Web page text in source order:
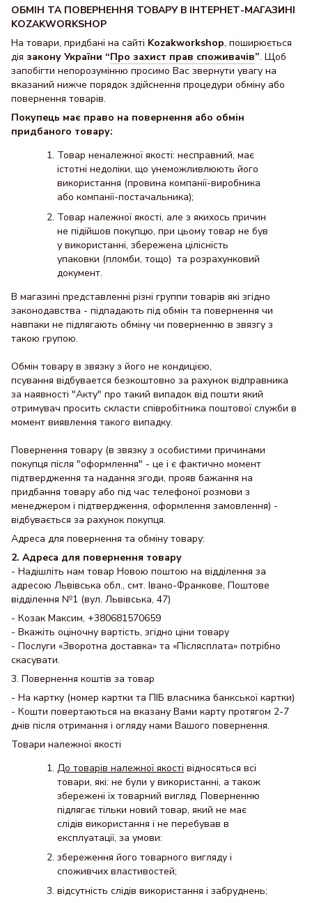
ОБМІН ТА ПОВЕРНЕННЯ ТОВАРУ В ІНТЕРНЕТ-МАГАЗИНІ
KOZAKWORKSHOP
На товари, придбані на сайті Kozakworkshop, поширюється
дія закону України “Про захист прав споживачів”. Щоб
запобігти непорозумінню просимо Вас звернути увагу на
вказаний нижче порядок здійснення процедури обміну або
повернення товарів.
Покупець має право на повернення або обмін
придбаного товару:
Товар неналежної якості: несправний, має
істотні недоліки, що унеможливлюють його
використання (провина компанії-виробника
або компанії-постачальника);
Товар належної якості, але з якихось причин
не підійшов покупцю, при цьому товар не був
у використанні, збережена цілісність
упаковки (пломби, тощо) та розрахунковий
документ.
В магазині представленні різні группи товарів які згідно
законодавства - підпадають під обмін та повернення чи
навпаки не підлягають обміну чи поверненню в звязгу з
такою групою.
Обмін товару в звязку з його не кондицією,
псування відбувается безкоштовно за рахунок відправника
за наявності "Акту" про такий випадок від пошти який
отримувач просить скласти співробітника поштової служби в
момент виявлення такого випадку.
Повернення товару (в звязку з особистими причинами
покупця після "оформлення" - це і є фактично момент
підтвердження та надання згоди, прояв бажання на
придбання товару або під час телефоної розмови з
менеджером і підтвердження, оформлення замовлення) -
відбувається за рахунок покупця.
Адреса для повернення та обміну товару:
2. Адреса для повернення товару
- Надішліть нам товар Новою поштою на відділення за
адресою Львівська обл., смт. Івано-Франкове, Поштове
відділення №1 (вул. Львівська, 47)
- Козак Максим, +380681570659
- Вкажіть оціночну вартість, згідно ціни товару
- Послуги «Зворотна доставка» та «Післясплата» потрібно
скасувати.
3. Повернення коштів за товар
- На картку (номер картки та ПІБ власника банкської картки)
- Кошти повертаються на вказану Вами карту протягом 2-7
днів після отримання і огляду нами Вашого повернення.
Товари належної якості
До товарів належної якості відносяться всі
товари, які: не були у використанні, а також
збережені їх товарний вигляд. Поверненню
підлягає тільки новий товар, який не має
слідів використання і не перебував в
експлуатації, за умови:
збереження його товарного вигляду і
споживчих властивостей;
відсутність слідів використання і забруднень;